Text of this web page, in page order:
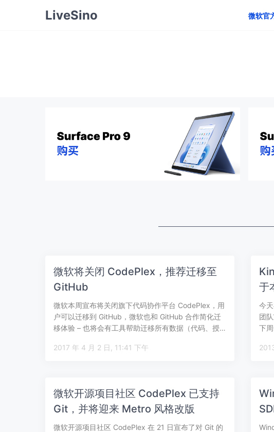
LiveSino 微软官
微软将关闭 CodePlex，推荐迁移至
GitHub
微软本周宣布将关闭旗下代码协作平台 CodePlex，用
户可以迁移到 GitHub，微软也和 GitHub 合作简化迁
移体验 – 也将会有工具帮助迁移所有数据（代码、授…
2017 年 4 月 2 日, 11:41 下午
于
今
团
下
微软开源项目社区 CodePlex 已支持
Git，并将迎来 Metro 风格改版
微软开源项目社区 CodePlex 在 21 日宣布了对 Git 的